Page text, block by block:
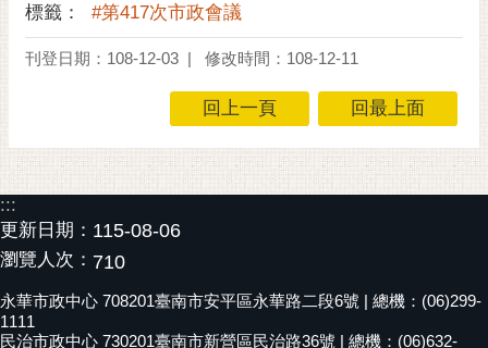
策
網
開
告
府
交
標籤： #第417次市政會議
刊登日期：108-12-03 修改時間：108-12-11
回上一頁 回最上面
:::
更新日期： 115-08-06
瀏覽人次： 710
永華市政中心 708201臺南市安平區永華路二段6號 | 總機：(06)299-
1111
民治市政中心 730201臺南市新營區民治路36號 | 總機：(06)632-